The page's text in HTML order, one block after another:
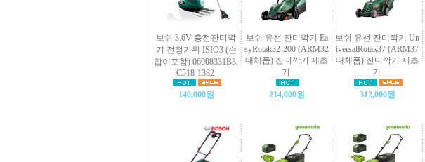
보쉬 3.6V 충전잔디깍
기 전정가위 ISIO3 (손
잡이포함) 06008331B3,
C518-1382
140,000원
보쉬 유선 잔디깍기 Ea
syRotak32-200 (ARM32
대체품) 잔디깍기 제초
기
214,000원
보쉬 유선 잔디깍기 Un
iversalRotak37 (ARM37
대체품) 잔디깍기 제초
기
312,000원